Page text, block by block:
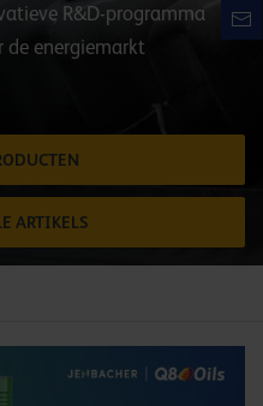
R&D-programma
de energiemarkt
ARTIKELS